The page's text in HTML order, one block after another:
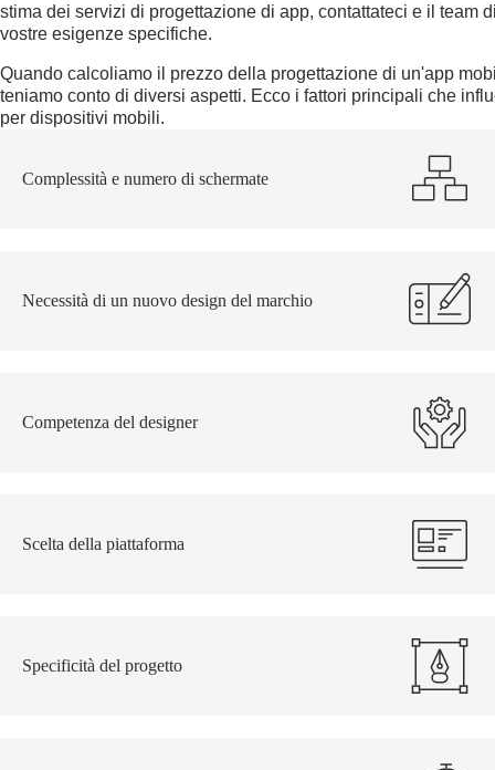
stima dei servizi di progettazione di app, contattateci e il team
vostre esigenze specifiche.
Quando calcoliamo il prezzo della progettazione di un'app
teniamo conto di diversi aspetti. Ecco i fattori principali che
per dispositivi mobili.
Complessità e numero di schermate
Necessità di un nuovo design del marchio
Competenza del designer
Scelta della piattaforma
Specificità del progetto